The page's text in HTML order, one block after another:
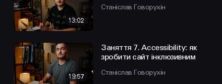
13:02
Станіслав Говорухін
19:57
Заняття 7. Accessibility: як
зробити сайт інклюзивним
Станіслав Говорухін